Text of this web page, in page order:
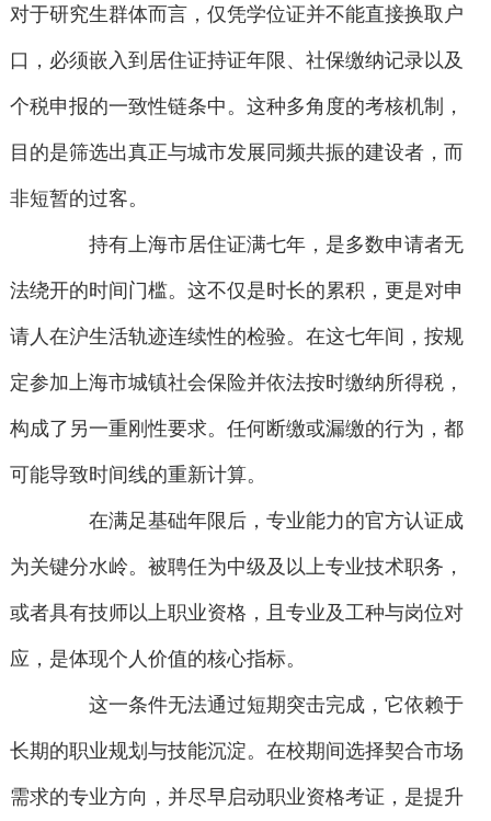
对于研究生群体而言，仅凭学位证并不能直接换取户
口，必须嵌入到居住证持证年限、社保缴纳记录以及
个税申报的一致性链条中。这种多角度的考核机制，
目的是筛选出真正与城市发展同频共振的建设者，而
非短暂的过客。
持有上海市居住证满七年，是多数申请者无
法绕开的时间门槛。这不仅是时长的累积，更是对申
请人在沪生活轨迹连续性的检验。在这七年间，按规
定参加上海市城镇社会保险并依法按时缴纳所得税，
构成了另一重刚性要求。任何断缴或漏缴的行为，都
可能导致时间线的重新计算。
在满足基础年限后，专业能力的官方认证成
为关键分水岭。被聘任为中级及以上专业技术职务，
或者具有技师以上职业资格，且专业及工种与岗位对
应，是体现个人价值的核心指标。
这一条件无法通过短期突击完成，它依赖于
长期的职业规划与技能沉淀。在校期间选择契合市场
需求的专业方向，并尽早启动职业资格考证，是提升